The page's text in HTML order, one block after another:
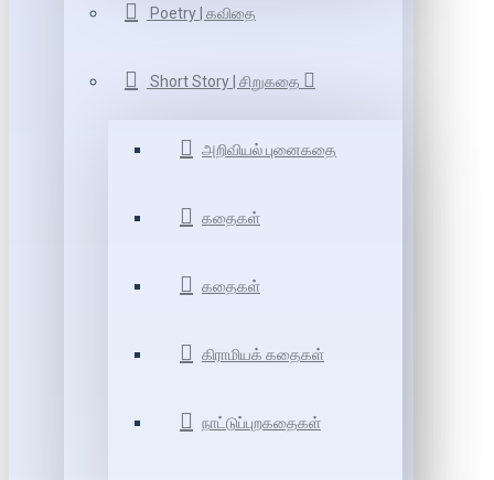
Poetry | கவிதை
Short Story | சிறுகதை
அறிவியல் புனைகதை
கதைகள்
கதைகள்
கிராமியக் கதைகள்
நாட்டுப்புறகதைகள்